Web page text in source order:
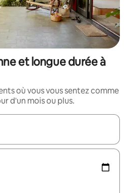
et longue durée à
où vous vous sentez comme
d'un mois ou plus.
utilisez les flèches vers le